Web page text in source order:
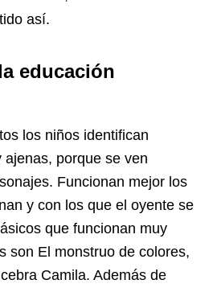
así.
educación
los niños identifican
porque se ven
Funcionan mejor los
y con los que el oyente se
que funcionan muy
son El monstruo de colores,
Camila. Además de